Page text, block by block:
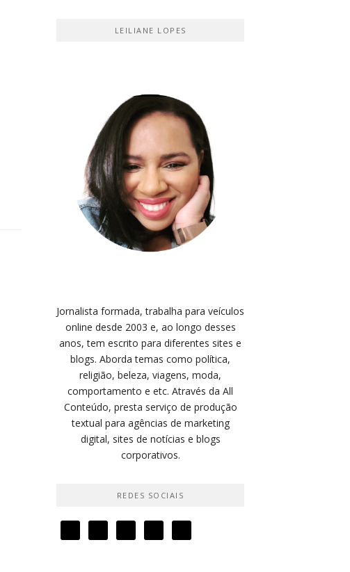
LEILIANE LOPES
Jornalista formada, trabalha para veículos
online desde 2003 e, ao longo desses
anos, tem escrito para diferentes sites e
blogs. Aborda temas como política,
religião, beleza, viagens, moda,
comportamento e etc. Através da All
Conteúdo, presta serviço de produção
textual para agências de marketing
digital, sites de notícias e blogs
corporativos.
REDES SOCIAIS